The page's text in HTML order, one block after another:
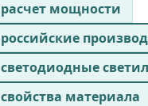
расчет мощности
российские
светодиодные
свойства материала